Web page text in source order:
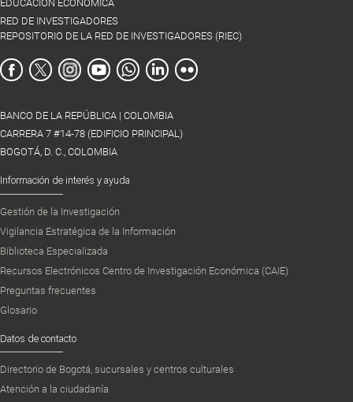
EDUCACIÓN ECONÓMICA
RED DE INVESTIGADORES
REPOSITORIO DE LA RED DE INVESTIGADORES (RIEC)
BANCO DE LA REPÚBLICA | COLOMBIA
CARRERA 7 #14-78 (EDIFICIO PRINCIPAL)
BOGOTÁ, D. C., COLOMBIA
Información de interés y ayuda
Gestión de la Investigación
Vigilancia Estratégica de la Información
Biblioteca Especializada
Recursos Electrónicos Centro de Investigación Económica (CAIE)
Preguntas frecuentes
Glosario
Datos de contacto
Directorio de Bogotá, sucursales y centros culturales
Atención a la ciudadanía